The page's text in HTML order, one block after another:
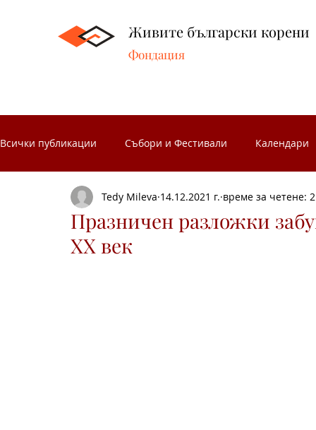
Живите български корени
Фондация
Всички публикации Събори и Фестивали Календари
Народни занаяти Народни чествания Музеите
Български народни носии
Празничен разложки
XX век
Tedy Mileva 14.12.2021 г. време за четене: